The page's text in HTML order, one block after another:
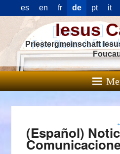
es en fr de pt it
Iesus
Priestergmeinschaft
(Español)